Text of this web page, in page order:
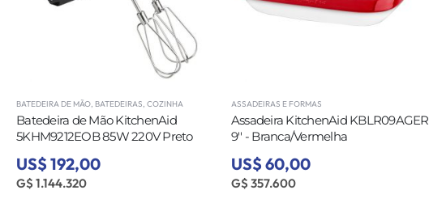
BATEDEIRA DE MÃO, BATEDEIRAS, COZINHA
Batedeira de Mão KitchenAid
5KHM9212EOB 85W 220V Preto
US$ 192,00
G$ 1.144.320
ASSADEIRAS E FORMAS
Assadeira KitchenAid KBLR09AGER
9'' - Branca/Vermelha
US$ 60,00
G$ 357.600